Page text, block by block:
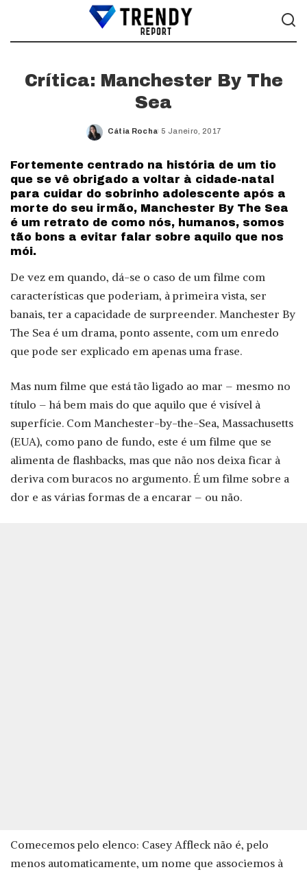
Crítica: Manchester By The
Sea
Posted
Cátia Rocha 5 Janeiro, 2017
Fortemente centrado na história de um tio
que se vê obrigado a voltar à cidade-natal
para cuidar do sobrinho adolescente após a
morte do seu irmão, Manchester By The Sea
é um retrato de como nós, humanos, somos
tão bons a evitar falar sobre aquilo que nos
mói.
De vez em quando, dá-se o caso de um filme com
características que poderiam, à primeira vista, ser
banais, ter a capacidade de surpreender. Manchester By
The Sea é um drama, ponto assente, com um enredo
que pode ser explicado em apenas uma frase.
Mas num filme que está tão ligado ao mar – mesmo no
título – há bem mais do que aquilo que é visível à
superfície. Com Manchester-by-the-Sea, Massachusetts
(EUA), como pano de fundo, este é um filme que se
alimenta de flashbacks, mas que não nos deixa ficar à
deriva com buracos no argumento. É um filme sobre a
dor e as várias formas de a encarar – ou não.
Comecemos pelo elenco: Casey Affleck não é, pelo
menos automaticamente, um nome que associemos à